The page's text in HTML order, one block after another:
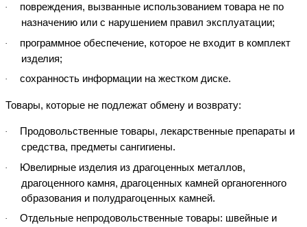
·
повреждения, вызванные использованием товара не по
назначению или с нарушением правил эксплуатации;
·
программное обеспечение, которое не входит в комплект
изделия;
· сохранность информации на жестком диске.
Товары, которые не подлежат обмену и возврату:
·
Продовольственные товары, лекарственные препараты и
средства, предметы сангигиены.
·
Ювелирные изделия из драгоценных металлов,
драгоценного камня, драгоценных камней органогенного
образования и полудрагоценных камней.
·
Отдельные непродовольственные товары: швейные и